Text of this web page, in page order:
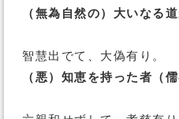
（無為自然の）大いなる
智慧出でて、大偽有り。
（悪）知恵を持った者（